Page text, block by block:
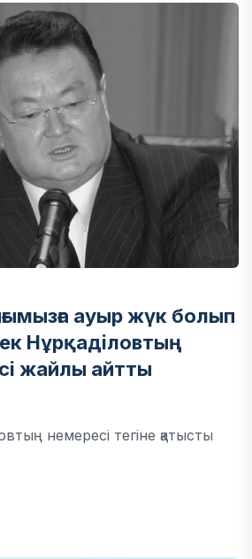
ауыр жүк болып
Нұрқаділовтың
жайлы айтты
немересі тегіне қатысты